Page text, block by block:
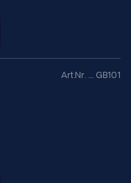
Art.Nr. .... GB101